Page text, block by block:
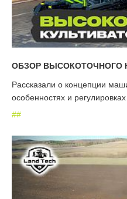
ОБЗОР ВЫСОКОТОЧНОГО
Рассказали о концепции
особенностях и регулировках
##